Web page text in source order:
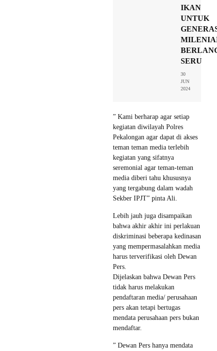
IKAN
UNTUK
SERU
30
JUN
2024
” Kami berharap agar setiap
kegiatan diwilayah Polres
Pekalongan agar dapat di akses
teman teman media terlebih
kegiatan yang sifatnya
seremonial agar teman-teman
media diberi tahu khususnya
yang tergabung dalam wadah
Sekber IPJT” pinta Ali.
Lebih jauh juga disampaikan
bahwa akhir akhir ini perlakuan
diskriminasi beberapa kedinasan
yang mempermasalahkan media
harus terverifikasi oleh Dewan
Pers.
Dijelaskan bahwa Dewan Pers
tidak harus melakukan
pendaftaran media/ perusahaan
pers akan tetapi bertugas
mendata perusahaan pers bukan
mendaftar.
” Dewan Pers hanya mendata